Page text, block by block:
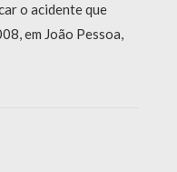
o acidente que
em João Pessoa,